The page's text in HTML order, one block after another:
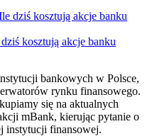
kosztują akcje banku
bankowych w Polsce,
rynku finansowego.
się na aktualnych
mBank, kierując pytanie o
instytucji finansowej.